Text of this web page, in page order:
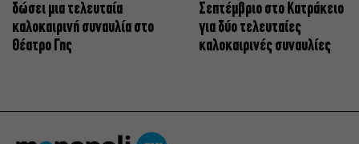
δώσει μια τελευταία
καλοκαιρινή συναυλία στο
Θέατρο Γης
Σεπτέμβριο στο Κατράκειο
για δύο τελευταίες
καλοκαιρινές συναυλίες